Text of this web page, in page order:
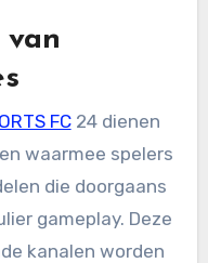
FC24 dienen
waarmee spelers
die doorgaans
gameplay. Deze
kanalen worden